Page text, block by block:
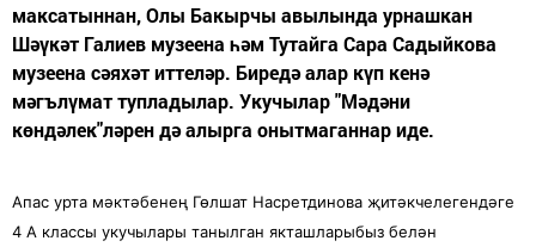
максатыннан, Олы Бакырчы авылында урнашкан
Шәүкәт Галиев музеена һәм Тутайга Сара Садыйкова
музеена сәяхәт иттеләр. Биредә алар күп кенә
мәгълүмат тупладылар. Укучылар "Мәдәни
көндәлек"ләрен дә алырга онытмаганнар иде.
Апас урта мәктәбенең Гөлшат Насретдинова җитәкчелегендәге
4 А классы укучылары танылган якташларыбыз белән